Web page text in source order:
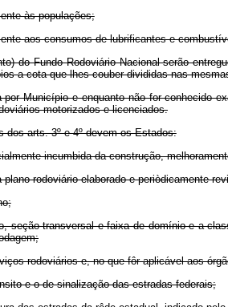
às populações;
aos consumos de lubrificantes e
do Fundo Rodoviário Nacional serão
a cota que lhes couber divididas nas
Município e enquanto não for conhecido
motorizados e licenciados.
arts. 3º e 4º devem os Estados:
incumbida da construção,
rodoviário elaborado e periòdicamente
seção transversal e faixa de domínio e a
rodoviários e, no que fôr aplicável aos
e o de sinalização das estradas federais;